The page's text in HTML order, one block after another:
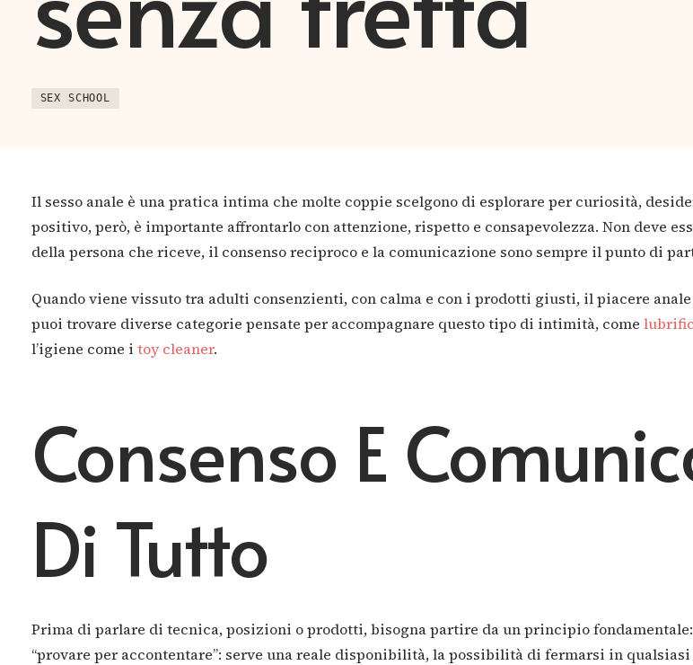
SEX SCHOOL
Il sesso anale è una pratica intima che molte coppie scelgono di esplorare per curiosità,
positivo, però, è importante affrontarlo con attenzione, rispetto e consapevolezza. Non deve
della persona che riceve, il consenso reciproco e la comunicazione sono sempre il punto di
Quando viene vissuto tra adulti consenzienti, con calma e con i prodotti giusti, il piacere
puoi trovare diverse categorie pensate per accompagnare questo tipo di intimità, come
l’igiene come i toy cleaner.
Consenso E
Di Tutto
Prima di parlare di tecnica, posizioni o prodotti, bisogna partire da un principio
“provare per accontentare”: serve una reale disponibilità, la possibilità di fermarsi in